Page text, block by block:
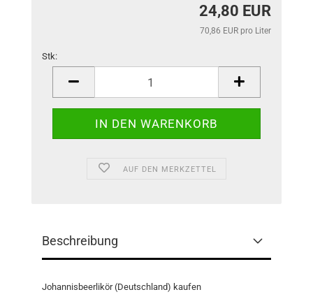
24,80 EUR
70,86 EUR pro Liter
Stk:
AUF DEN MERKZETTEL
Beschreibung
Johannisbeerlikör (Deutschland) kaufen